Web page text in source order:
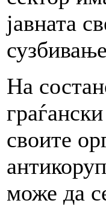
јавната
На
своите
може да